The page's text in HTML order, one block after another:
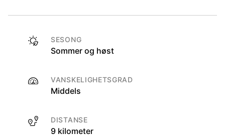
SESONG
Sommer og høst
VANSKELIGHETSGRAD
Middels
DISTANSE
9 kilometer